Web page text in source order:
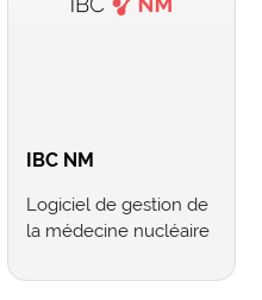
IBC NM
Logiciel de gestion de
la médecine nucléaire